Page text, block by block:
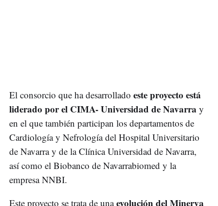
El consorcio que ha desarrollado este proyecto está
liderado por el CIMA- Universidad de Navarra y
en el que también participan los departamentos de
Cardiología y Nefrología del Hospital Universitario
de Navarra y de la Clínica Universidad de Navarra,
así como el Biobanco de Navarrabiomed y la
empresa NNBI.
Este proyecto se trata de unaevolución del Minerva